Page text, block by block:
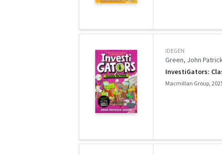
IDEGEN
Green, John
InvestiGators:
Macmillan Group,